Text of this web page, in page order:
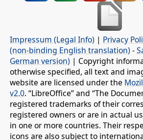
Impressum (Legal Info) | Privacy
(non-binding English translation) -
German version) | Copyright
otherwise specified, all text and
website are licensed under the
v2.0. “LibreOffice” and “The
registered trademarks of their
registered owners or are in actual
in one or more countries. Their
icons are also subject to